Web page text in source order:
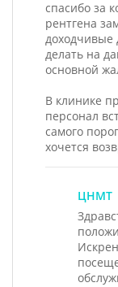
спасибо за
рентгена
доходчивые
делать на
основной
В клинике
персонал
самого
хочется
ЦНМТ